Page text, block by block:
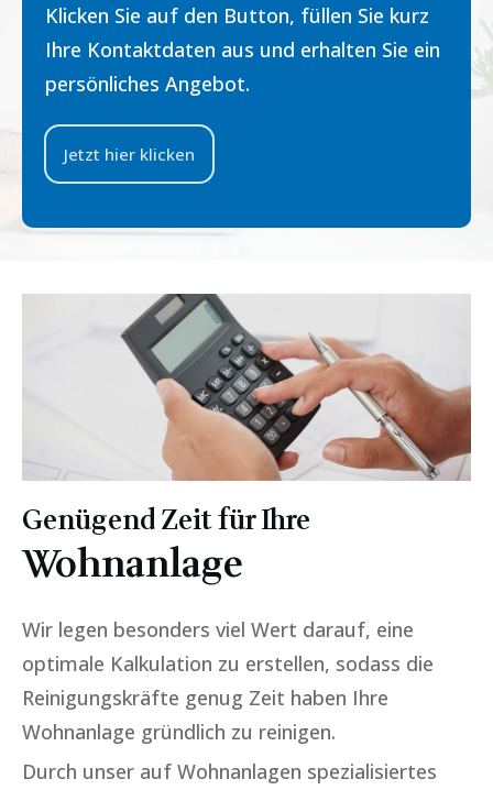
Klicken Sie auf den Button, füllen Sie kurz
Ihre Kontaktdaten aus und erhalten Sie ein
persönliches Angebot.
Jetzt hier klicken
Genügend Zeit für Ihre
Wohnanlage
Wir legen besonders viel Wert darauf, eine
optimale Kalkulation zu erstellen, sodass die
Reinigungskräfte genug Zeit haben Ihre
Wohnanlage gründlich zu reinigen.
Durch unser auf Wohnanlagen spezialisiertes